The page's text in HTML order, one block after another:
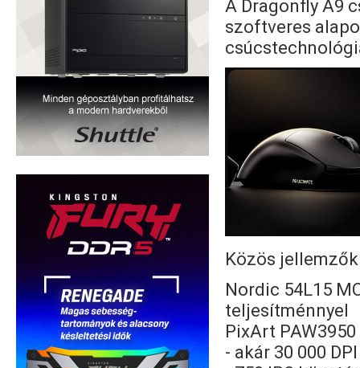
A Dragonfly A9
szoftveres
Közös
Nordic 54L15
teljesítménnyel
PixArt
- akár 30 000